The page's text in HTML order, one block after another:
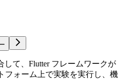
して、Flutter フレームワークが
フォーム上で実験を実行し、機